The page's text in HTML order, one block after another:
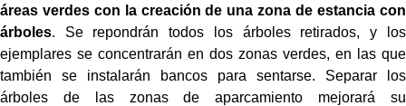
áreas verdes con la creación de una zona de estancia con
árboles. Se repondrán todos los árboles retirados, y los
ejemplares se concentrarán en dos zonas verdes, en las que
también se instalarán bancos para sentarse. Separar los
árboles de las zonas de aparcamiento mejorará su